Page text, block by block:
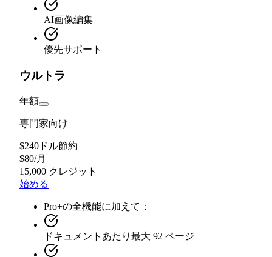
AI画像編集
優先サポート
ウルトラ
年額
専門家向け
$240ドル節約
$80/月
15,000 クレジット
始める
Pro+の全機能に加えて：
ドキュメントあたり最大 92 ページ